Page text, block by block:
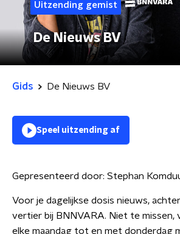
Uitzending gemist
De Nieuws BV
Gids De Nieuws BV
Speel uitzending af
Gepresenteerd door: Stephan
Voor je dagelijkse dosis nieuws,
vertier bij BNNVARA. Niet te missen,
elke maandag tot en met donderdag